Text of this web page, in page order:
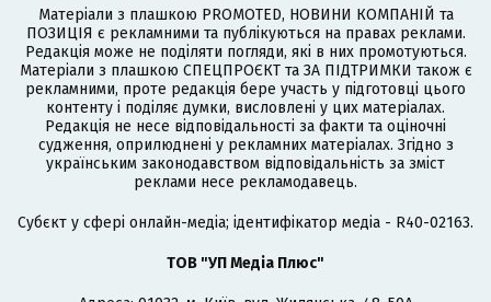
Матеріали з плашкою PROMOTED, НОВИНИ КОМПАНІЙ та
ПОЗИЦІЯ є рекламними та публікуються на правах реклами.
Редакція може не поділяти погляди, які в них промотуються.
Матеріали з плашкою СПЕЦПРОЄКТ та ЗА ПІДТРИМКИ також є
рекламними, проте редакція бере участь у підготовці цього
контенту і поділяє думки, висловлені у цих матеріалах.
Редакція не несе відповідальності за факти та оціночні
судження, оприлюднені у рекламних матеріалах. Згідно з
українським законодавством відповідальність за зміст
реклами несе рекламодавець.
Cубєкт у сфері онлайн-медіа; ідентифікатор медіа - R40-02163.
ТОВ "УП Медіа Плюс"